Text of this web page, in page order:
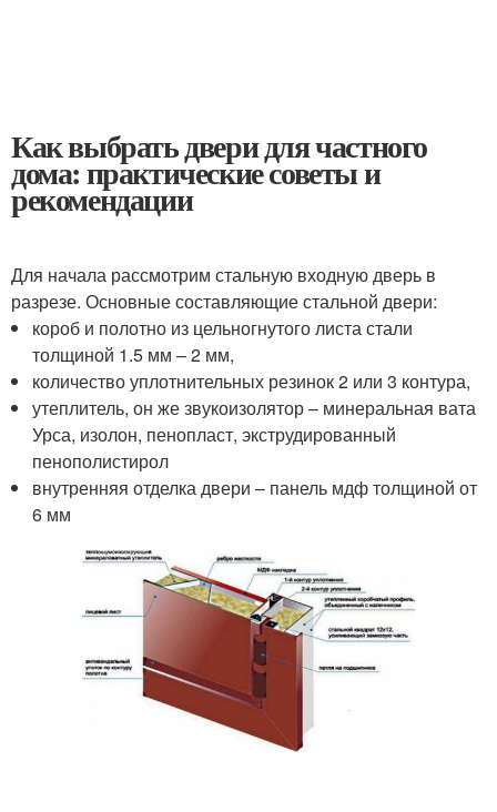
Как выбрать двери для частного
дома: практические советы и
рекомендации
Для начала рассмотрим стальную входную дверь в
разрезе. Основные составляющие стальной двери:
короб и полотно из цельногнутого листа стали
толщиной 1.5 мм – 2 мм,
количество уплотнительных резинок 2 или 3 контура,
утеплитель, он же звукоизолятор – минеральная вата
Урса, изолон, пенопласт, экструдированный
пенополистирол
внутренняя отделка двери – панель мдф толщиной от
6 мм